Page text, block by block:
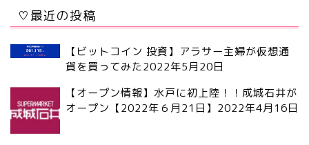
♡最近の投稿
【ビットコイン 投資】アラサー主婦が仮想通
貨を買ってみた2022年5月20日
【オープン情報】水戸に初上陸！！成城石井が
オープン【2022年６月21日】 2022年4月16日